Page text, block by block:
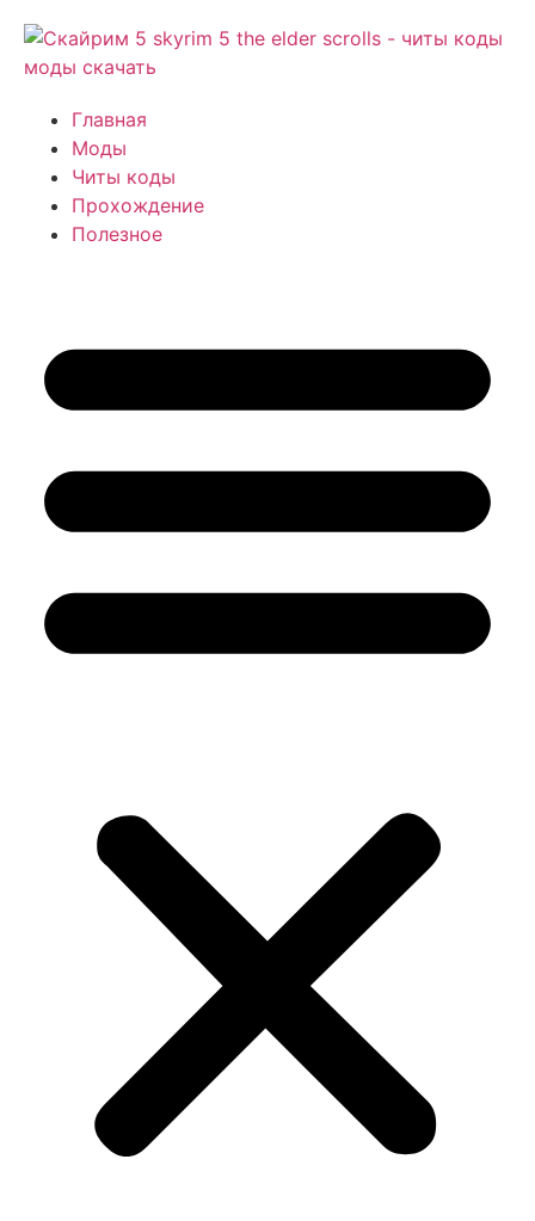
Главная
Моды
Читы коды
Прохождение
Полезное